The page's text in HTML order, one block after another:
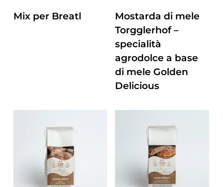
Mix per Breatl
Mostarda di mele
Torgglerhof –
specialità
agrodolce a base
di mele Golden
Delicious